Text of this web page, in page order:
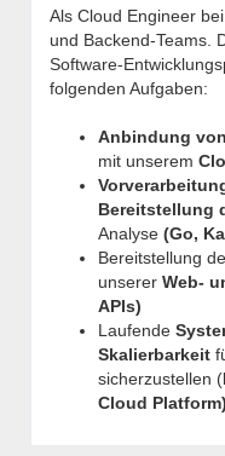
Als Cloud Engineer
und Backend-Teams.
Software-
folgenden
Anbindung
mit unserem
Bereitstellung
Analyse (Go,
Bereitstellung
unserer Web-
APIs)
Laufende
Skalierbarkeit
sicherzustellen (
Cloud Platform)